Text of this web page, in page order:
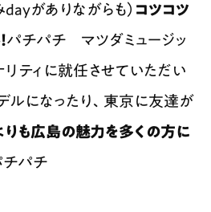
がありながらも） コツコツ
パチパチ マツダミュージッ
リティに就任させていただい
ルになったり、東京に友達が
も広島の魅力を多くの方に
パチ